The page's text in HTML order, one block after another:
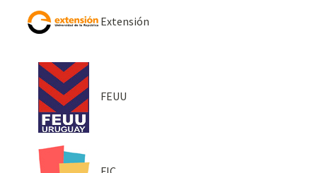
Extensión
FEUU